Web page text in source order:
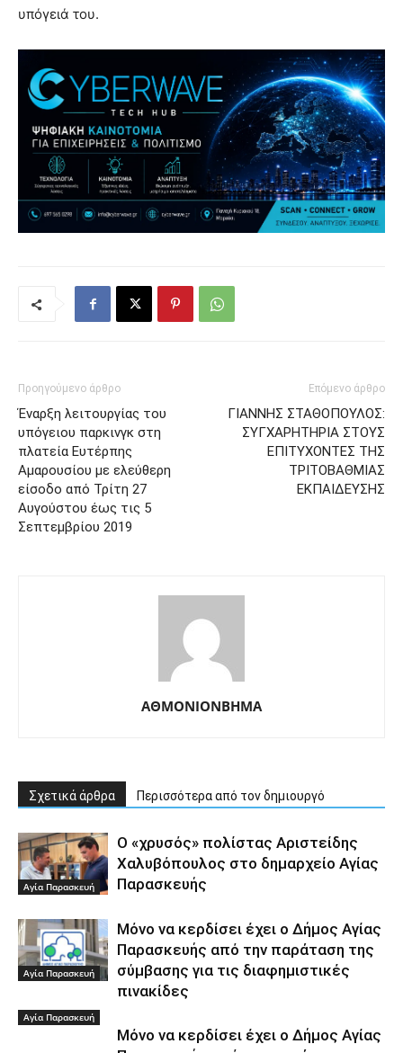
υπόγειά του.
Προηγούμενο άρθρο
Έναρξη λειτουργίας του
υπόγειου παρκινγκ στη
πλατεία Ευτέρπης
Αμαρουσίου με ελεύθερη
είσοδο από Τρίτη 27
Αυγούστου έως τις 5
Σεπτεμβρίου 2019
Επόμενο άρθρο
ΓΙΑΝΝΗΣ ΣΤΑΘΟΠΟΥΛΟΣ:
ΣΥΓΧΑΡΗΤΗΡΙΑ ΣΤΟΥΣ
ΕΠΙΤΥΧΟΝΤΕΣ ΤΗΣ
ΤΡΙΤΟΒΑΘΜΙΑΣ
ΕΚΠΑΙΔΕΥΣΗΣ
ΑΘΜΟΝΙΟΝΒΗΜΑ
Σχετικά άρθρα Περισσότερα από τον δημιουργό
Αγία Παρασκευή
Ο «χρυσός» πολίστας Αριστείδης
Χαλυβόπουλος στο δημαρχείο Αγίας
Παρασκευής
Αγία Παρασκευή
Μόνο να κερδίσει έχει ο Δήμος Αγίας
Παρασκευής από την παράταση της
σύμβασης για τις διαφημιστικές
πινακίδες
Αγία Παρασκευή
Μόνο να κερδίσει έχει ο Δήμος Αγίας